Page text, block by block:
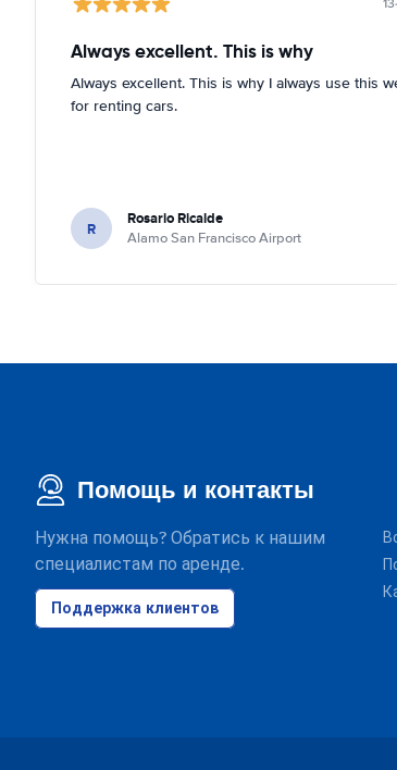
Always excellent. This is why
Always excellent. This is why I always use this
for renting cars.
R Rosario Ricalde
Alamo San Francisco Airport
Помощь и контакты
Нужна помощь? Обратись к нашим
специалистам по аренде.
Поддержка клиентов